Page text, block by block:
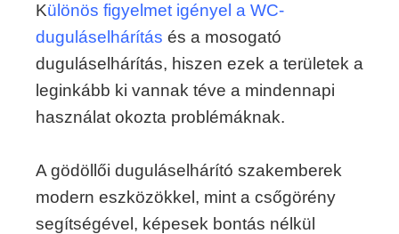
Különös figyelmet igényel a WC-
duguláselhárítás és a mosogató
duguláselhárítás, hiszen ezek a területek a
leginkább ki vannak téve a mindennapi
használat okozta problémáknak.
A gödöllői duguláselhárító szakemberek
modern eszközökkel, mint a csőgörény
segítségével, képesek bontás nélkül